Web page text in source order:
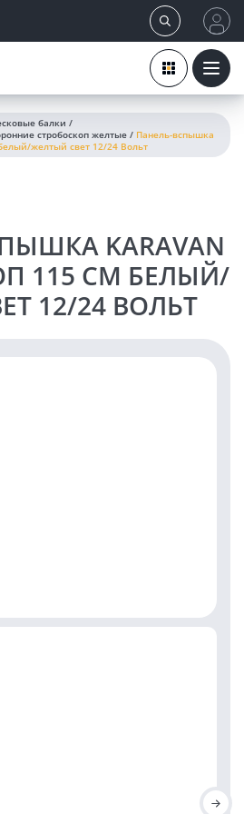
балки /
стробоскоп желтые / Панель-вспышка
желтый свет 12/24 Вольт
KARAVAN
115 СМ БЕЛЫЙ/
12/24 ВОЛЬТ